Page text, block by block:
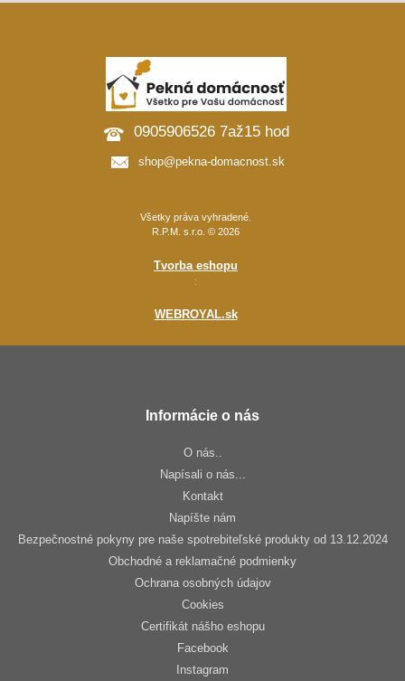
0905906526 7až15 hod
shop@pekna-domacnost.sk
Všetky práva vyhradené.
R.P.M. s.r.o. © 2026
Tvorba eshopu
:
WEBROYAL.sk
Informácie o nás
O nás..
Napísali o nás...
Kontakt
Napíšte nám
Bezpečnostné pokyny pre naše spotrebiteľské produkty od 13.12.2024
Obchodné a reklamačné podmienky
Ochrana osobných údajov
Cookies
Certifikát nášho eshopu
Facebook
Instagram